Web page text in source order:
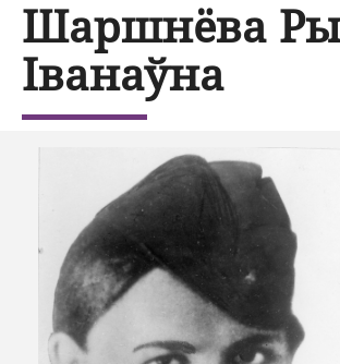
Шаршнёва
Іванаўна